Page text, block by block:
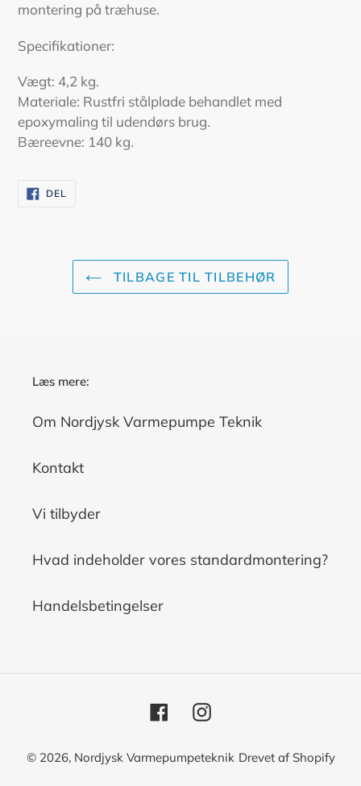
montering på træhuse.
Specifikationer:
Vægt: 4,2 kg.
Materiale: Rustfri stålplade behandlet med
epoxymaling til udendørs brug.
Bæreevne: 140 kg.
DEL
PÅ
TILBAGE TIL TILBEHØR
Læs mere:
Om Nordjysk Varmepumpe Teknik
Kontakt
Vi tilbyder
Hvad indeholder vores standardmontering?
Handelsbetingelser
FacebookInstagram
© 2026, Nordjysk Varmepumpeteknik Drevet af Shopify